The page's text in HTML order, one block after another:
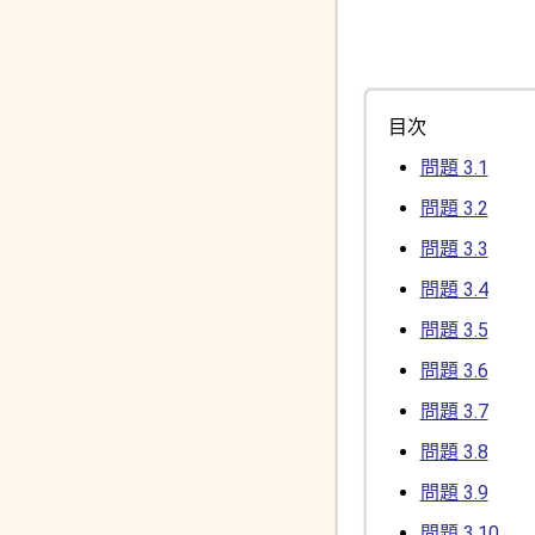
目次
問題 3.1
問題 3.2
問題 3.3
問題 3.4
問題 3.5
問題 3.6
問題 3.7
問題 3.8
問題 3.9